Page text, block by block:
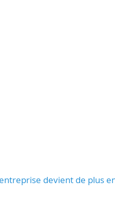
devient de plus